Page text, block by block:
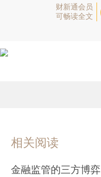
财新通会员
可畅读全文
相关阅读
金融监管的三方博弈